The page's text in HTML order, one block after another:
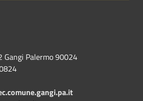
Gangi Palermo 90024